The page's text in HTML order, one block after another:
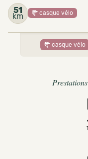
51
km casque vélo
casque vélo
Prestations